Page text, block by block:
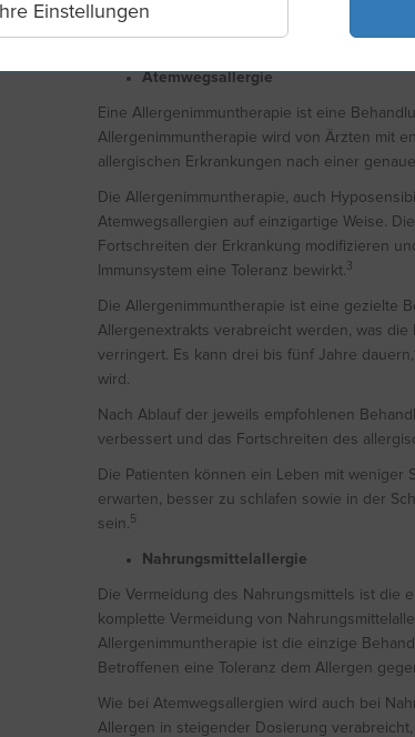
Allergenimmuntherapie
Atemwegsallergie
Eine Allergenimmuntherapie ist eine
Allergenimmuntherapie wird von Ärzten mit
allergischen Erkrankungen nach einer
Die Allergenimmuntherapie, auch
Atemwegsallergien auf einzigartige Weise.
Fortschreiten der Erkrankung modifizieren
Immunsystem eine Toleranz bewirkt. 3
Die Allergenimmuntherapie ist eine gezielte
Allergenextrakts verabreicht werden, was
verringert. Es kann drei bis fünf Jahre dauern,
wird.
Nach Ablauf der jeweils empfohlenen
verbessert und das Fortschreiten des
Die Patienten können ein Leben mit weniger
erwarten, besser zu schlafen sowie in der
sein. 5
Nahrungsmittelallergie
Die Vermeidung des Nahrungsmittels ist die
komplette Vermeidung von
Allergenimmuntherapie ist die einzige
Betroffenen eine Toleranz dem Allergen
Wie bei Atemwegsallergien wird auch bei
Allergen in steigender Dosierung
Ihre Einstellungen